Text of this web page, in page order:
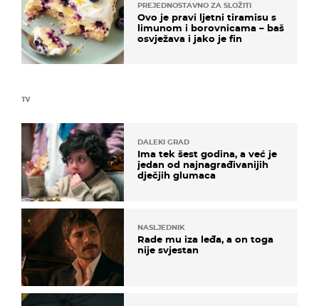
TV
DALEKI GRAD
Ima tek šest godina, a već je
jedan od najnagrađivanijih
dječjih glumaca
NASLJEDNIK
Rade mu iza leđa, a on toga
nije svjestan
PREJEDNOSTAVNO ZA SLOŽITI
Ovo je pravi ljetni tiramisu s
limunom i borovnicama – baš
osvježava i jako je fin